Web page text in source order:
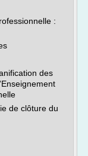
:
des
de clôture du